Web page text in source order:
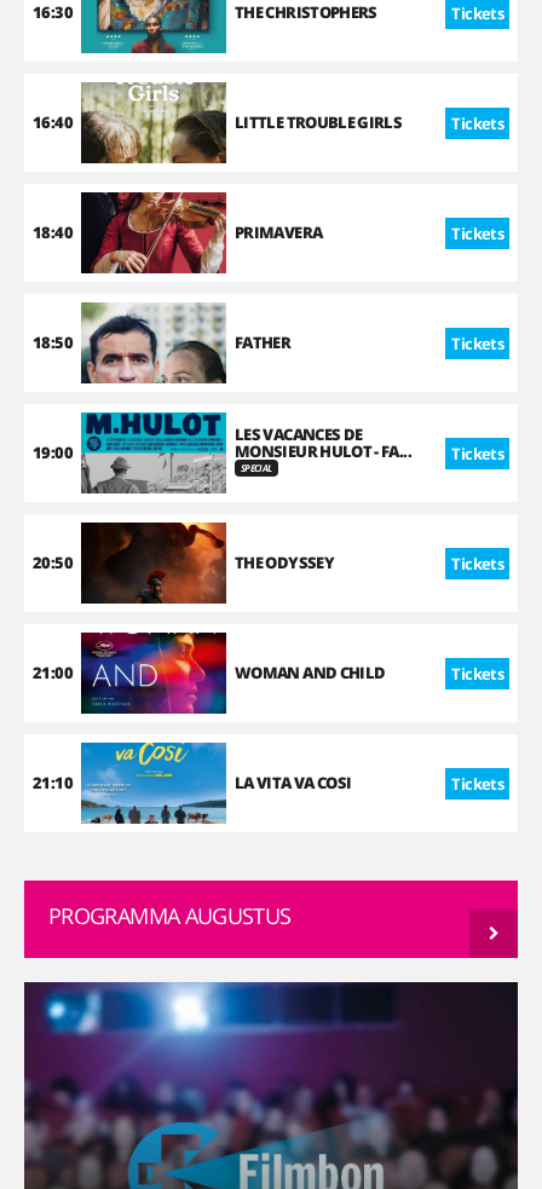
16:30 THE CHRISTOPHERS Tickets
16:40 LITTLE TROUBLE GIRLS Tickets
18:40 PRIMAVERA Tickets
18:50 FATHER Tickets
19:00
LES VACANCES DE
MONSIEUR HULOT - FA...
SPECIAL
Tickets
20:50 THE ODYSSEY Tickets
21:00 WOMAN AND CHILD Tickets
21:10 LA VITA VA COSI Tickets
PROGRAMMA AUGUSTUS